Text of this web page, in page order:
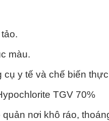
màu.
y tế và chế biến
TGV 70%
nơi khô ráo,